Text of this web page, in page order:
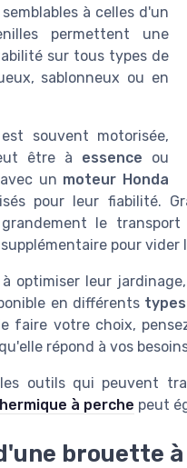
semblables à celles d'un
permettent une
sur tous types de
sablonneux ou en
souvent motorisée,
être à essence ou
un moteur Honda
pour leur fiabilité.
le
pour vider
optimiser leur
en différents types
faire votre choix,
répond à vos
outils qui peuvent
à perche peut
brouette